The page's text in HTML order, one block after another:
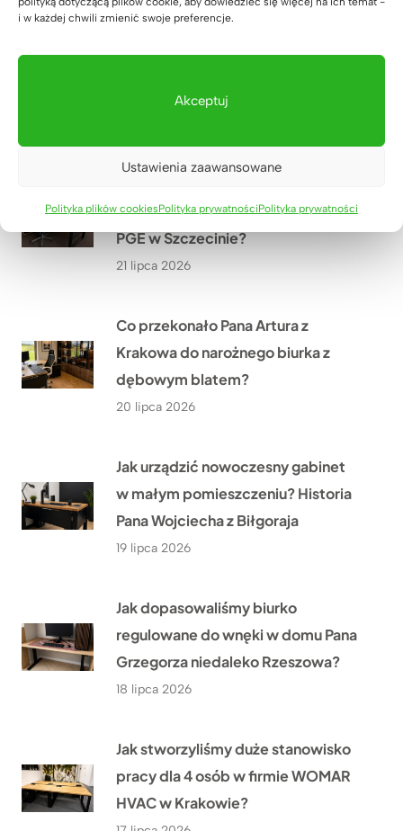
i w każdej chwili zmienić swoje preferencje.
Akceptuj
Ustawienia zaawansowane
Polityka plików cookiesPolityka prywatnościPolityka prywatności
meble na wymiar?
w ramach modernizacji oddziału
PGE w Szczecinie?
21 lipca 2026
Co przekonało Pana Artura z
Krakowa do narożnego biurka z
dębowym blatem?
20 lipca 2026
Jak urządzić nowoczesny gabinet
w małym pomieszczeniu? Historia
Pana Wojciecha z Biłgoraja
19 lipca 2026
Jak dopasowaliśmy biurko
regulowane do wnęki w domu Pana
Grzegorza niedaleko Rzeszowa?
18 lipca 2026
Jak stworzyliśmy duże stanowisko
pracy dla 4 osób w firmie WOMAR
HVAC w Krakowie?